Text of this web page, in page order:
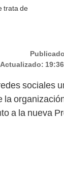
trata de
Actualizado:
sociales
la
a la nueva